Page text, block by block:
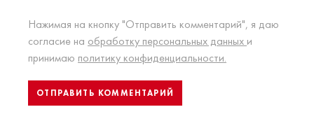
Нажимая на кнопку "Отправить комментарий", я даю
согласие на обработку персональных данных и
принимаю политику конфиденциальности.